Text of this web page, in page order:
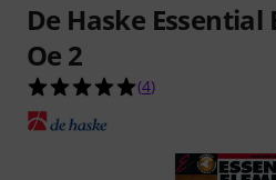
De Haske
Oe 2
5.0 na 5 gwiazdek
(4)